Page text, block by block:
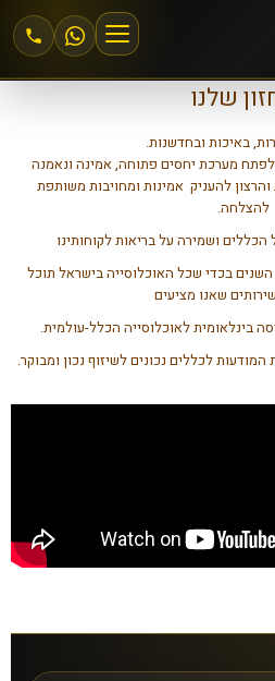
למיני סאן
אישי
וחבילות
24\6
במכונה
סניפים
שלנו
באיכות ובחדשנות.
מערכת יחסים פתוחה, אמינה ונאמנה
להעניק אמינות ומחויבות משותפת
להצלחה.
ושמירה על בריאות לקוחותינו
בכדי שכל האוכלוסייה בישראל תוכל
שאנו מציעים
בינלאומית לאוכלוסייה הכלל-עולמית.
לכללים נכונים לשיזוף נכון ומבוקר.